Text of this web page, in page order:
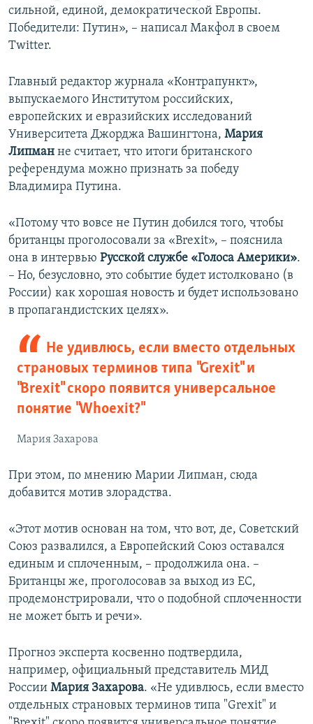
сильной, единой, демократической Европы.
Победители: Путин», – написал Макфол в своем
Twitter.
Главный редактор журнала «Контрапункт»,
выпускаемого Институтом российских,
европейских и евразийских исследований
Университета Джорджа Вашингтона, Мария
Липман не считает, что итоги британского
референдума можно признать за победу
Владимира Путина.
«Потому что вовсе не Путин добился того, чтобы
британцы проголосовали за «Brexit», – пояснила
она в интервью Русской службе «Голоса Америки».
– Но, безусловно, это событие будет истолковано (в
России) как хорошая новость и будет использовано
в пропагандистских целях».
Не удивлюсь, если вместо отдельных
страновых терминов типа "Grexit" и
"Brexit" скоро появится универсальное
понятие "Whoexit?"
Мария Захарова
При этом, по мнению Марии Липман, сюда
добавится мотив злорадства.
«Этот мотив основан на том, что вот, де, Советский
Союз развалился, а Европейский Союз оставался
единым и сплоченным, – продолжила она. –
Британцы же, проголосовав за выход из ЕС,
продемонстрировали, что о подобной сплоченности
не может быть и речи».
Прогноз эксперта косвенно подтвердила,
например, официальный представитель МИД
России Мария Захарова. «Не удивлюсь, если вместо
отдельных страновых терминов типа "Grexit" и